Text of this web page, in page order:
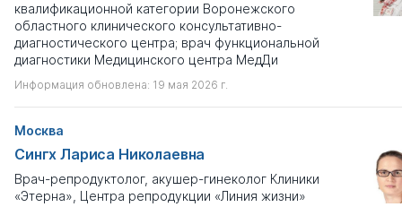
квалификационной категории Воронежского
областного клинического консультативно-
диагностического центра; врач функциональной
диагностики Медицинского центра МедДи
Информация обновлена: 19 мая 2026 г.
Москва
Сингх Лариса Николаевна
Врач-репродуктолог, акушер-гинеколог Клиники
«Этерна», Центра репродукции «Линия жизни»